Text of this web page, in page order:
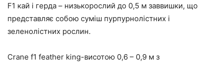
F1 кай і герда – низькорослий до 0,5 м заввишки, що
представляє собою суміш пурпурнолістних і
зеленолістних рослин.
Crane f1 feather king-висотою 0,6 – 0,9 м з